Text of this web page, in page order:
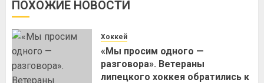
ПОХОЖИЕ НОВОСТИ
Хоккей
«Мы просим одного —
разговора». Ветераны
липецкого хоккея обратились к